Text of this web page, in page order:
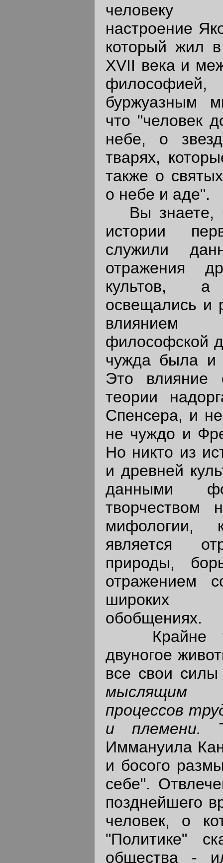
человеку
настроение
который жил
XVII века и
буржуазным
что "человек
небе, о
тварях,
также о
о небе и аде".
Вы знаете,
истории
служили
отражения
культов,
освещались и
влиянием
философской
чужда была и
Это влияние
теории
Спенсера, и
не чуждо и
Но никто из
и древней
данными
творчеством
мифологии,
является
природы,
отражением
широких
обобщениях.
Крайне
двуногое
все свои
мыслящим
процессов
и племени.
Иммануила
и босого
себе".
позднейшего
человек, о
"Политике"
общества -